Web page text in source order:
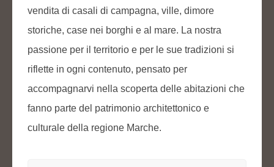
vendita di casali di campagna, ville, dimore
storiche, case nei borghi e al mare. La nostra
passione per il territorio e per le sue tradizioni si
riflette in ogni contenuto, pensato per
accompagnarvi nella scoperta delle abitazioni che
fanno parte del patrimonio architettonico e
culturale della regione Marche.